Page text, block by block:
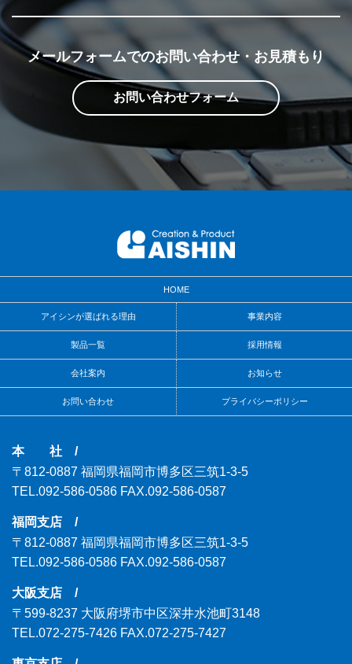
メールフォームでのお問い合わせ・お見積もり
お問い合わせフォーム
HOME
アイシンが選ばれる理由 事業内容
製品一覧 採用情報
会社案内 お知らせ
お問い合わせ プライバシーポリシー
本 社 /
〒812-0887 福岡県福岡市博多区三筑1-3-5
TEL.092-586-0586 FAX.092-586-0587
福岡支店 /
〒812-0887 福岡県福岡市博多区三筑1-3-5
TEL.092-586-0586 FAX.092-586-0587
大阪支店 /
〒599-8237 大阪府堺市中区深井水池町3148
TEL.072-275-7426 FAX.072-275-7427